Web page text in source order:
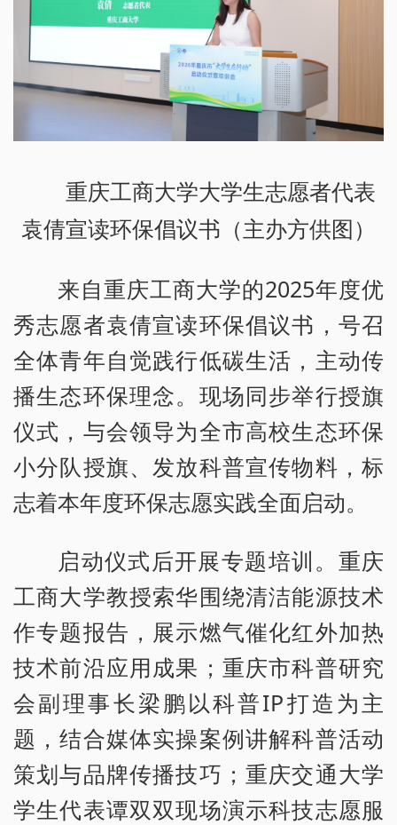
重庆工商大学大学生志愿者代表
袁倩宣读环保倡议书（主办方供图）
来自重庆工商大学的2025年度优
秀志愿者袁倩宣读环保倡议书，号召
全体青年自觉践行低碳生活，主动传
播生态环保理念。现场同步举行授旗
仪式，与会领导为全市高校生态环保
小分队授旗、发放科普宣传物料，标
志着本年度环保志愿实践全面启动。
启动仪式后开展专题培训。重庆
工商大学教授索华围绕清洁能源技术
作专题报告，展示燃气催化红外加热
技术前沿应用成果；重庆市科普研究
会副理事长梁鹏以科普IP打造为主
题，结合媒体实操案例讲解科普活动
策划与品牌传播技巧；重庆交通大学
学生代表谭双双现场演示科技志愿服